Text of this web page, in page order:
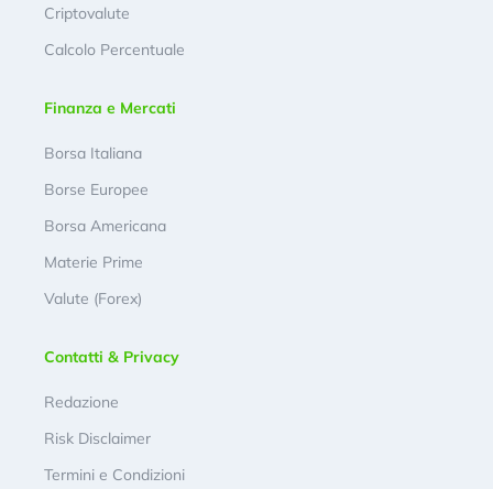
Criptovalute
Calcolo Percentuale
Finanza e Mercati
Borsa Italiana
Borse Europee
Borsa Americana
Materie Prime
Valute (Forex)
Contatti & Privacy
Redazione
Risk Disclaimer
Termini e Condizioni